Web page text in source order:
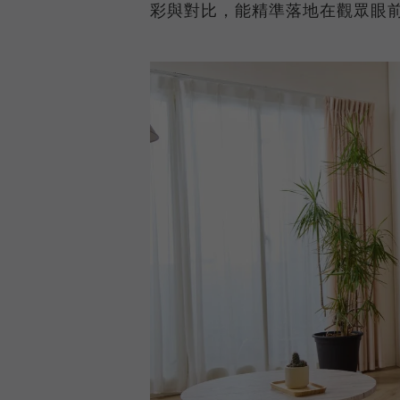
彩與對比，能精準落地在觀眾眼